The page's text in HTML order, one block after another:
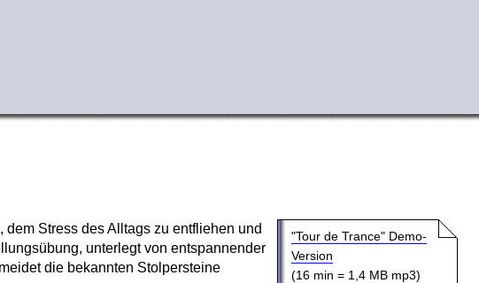
"Tour de Trance" Demo-
Version
(16 min = 1,4 MB mp3)
Stress des Alltags zu entfliehen und
unterlegt von entspannender
die bekannten Stolpersteine